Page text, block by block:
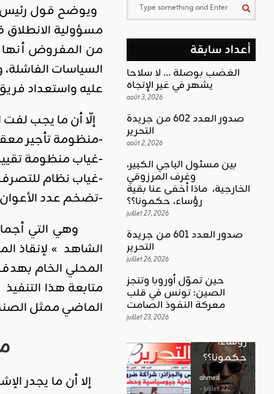
ويوضح قول رئيس
مسؤولية
من المفروض أنها
السياسات
عليه واستعداد
إلّا أن ما يجب
-منظومة تأجير
-غياب منظومة
-غياب نظام للتصرف
-تضخم عدد الأعوان
وهي التي
الشاهد » لإنقاذ
متابعة هذا
الماضي ممثل
إلا أن ما يجدر
أعداد سابقة
الغضب بوصلة … لا سلاحا
يشهر في غير الإتجاه
août 3, 2026
صدور العدد 602 من جريدة
التحرير
août 2, 2026
بين مسئول الباجي الكبير،
وغرف المرزوقي
الخارجية، ماذا أخفى عنا بقية
رؤساء، حكمونا؟؟
juillet 27, 2026
صدور العدد 601 من جريدة
التحرير
juillet 26, 2026
حين تموّل أوروبا وتنجز
الصين: تونس في قلب
معركة النفوذ الصامت
juillet 23, 2026
اقليمي ودولي
حين تموّل
أوروبا
وتنجز
الصين:
تونس في
قلب
معركة
ahmed
2026
اقليمي ودولي
الغضب
بوصلة …
لا سلاحا
يشهر في
ستطل القضاي
بين
الباجي
المرزوقي
الخارجية،
ماذا أخفى
رؤساء،
حكمونا؟؟
ahmed
- juillet 27,